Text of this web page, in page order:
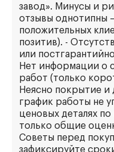
завод». Минусы и
отзывы однотипны
положительных
позитив). -
или
Нет информации о
работ (только
Неясно покрытие и
график работы не
ценовых деталях
только общие
Советы перед
зафиксируйте